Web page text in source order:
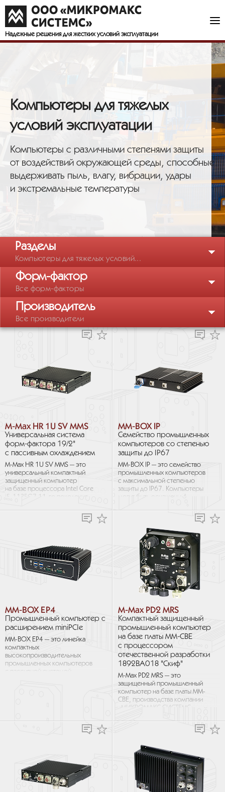
Надежные решения для жестких условий эксплуатации
Компьютеры для тяжелых
условий эксплуатации
Компьютеры с различными степенями защиты
от воздействий окружающей среды, способные
выдерживать пыль, влагу, вибрации, удары
и экстремальные температуры
Разделы
Компьютеры для тяжелых условий...
Форм-фактор
Все форм-факторы
Производитель
Все производители
M-Max HR 1U SV MMS
Универсальная система
форм-фактора 19/2"
с пассивным охлаждением
M-Max HR 1U SV MMS — это
универсальный компактный
защищенный компьютер
на базе процессора Intel Core
i5-1135G7 11-го поколения
MM-BOX IP
Семейство промышленных
компьютеров со степенью
защиты до IP67
MM-BOX IP — это семейство
промышленных компьютеров
с максимальной степенью
защиты до IP67. Компьютеры
могут быть оснащены 4-
Celeron или Intel Atom...
MM-BOX EP4
Промышленный компьютер с
расширением miniPCIe
MM-BOX EP4 — это линейка
компактных
высокопроизводительных
промышленных компьютеров
M-Max PD2 MRS
Компактный защищенный
промышленный компьютер
на базе платы MM-CBE
с процессором
отечественной разработки
1892ВА018 "Скиф"
M-Max PD2 MRS — это
защищенный промышленный
компьютер на базе платы MM-
CBE, производства компании
«МИКРОМАКС СИСТЕМС»
отечественной разработки...